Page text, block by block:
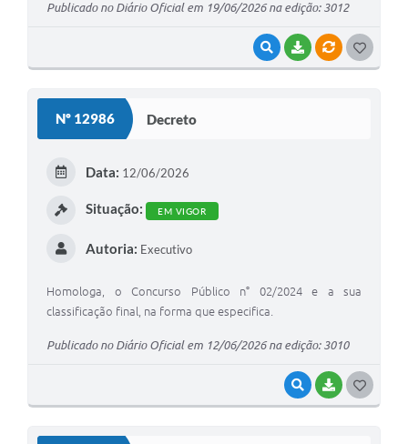
Projetos
Editais
Telefones Úteis
A Prefeitura
Enquete
Jornal
VISUALIZAR
BAIXARVÍNCULOS
Publicado no Diário Oficial em 19/06/2026 na edição: 3012
Nº 12986 Decreto
VISUALIZAR
BAIXAR
Data: 12/06/2026
Situação: EM VIGOR
Autoria: Executivo
Homologa, o Concurso Público n° 02/2024 e a sua
classificação final, na forma que especifica.
Publicado no Diário Oficial em 12/06/2026 na edição: 3010